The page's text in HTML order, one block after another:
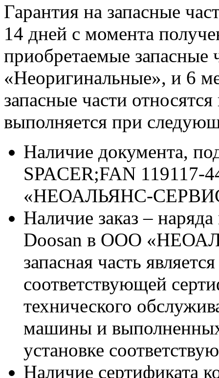
Гарантия на запасные
14 дней с момента
приобретаемые запасные
«Неоригинальные», и 6
запасные части
выполняется при
Наличие документа,
SPACER;FAN 119117-
«НЕОАЛЬЯНС-
Наличие заказ –
Doosan в ООО
запасная часть
соответствующей
технического
машины и
установке
Наличие сертификата